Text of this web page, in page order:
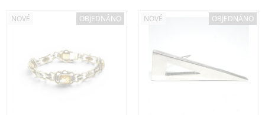
NOVÉ OBJEDNÁNO NOVÉ OBJEDNÁNO